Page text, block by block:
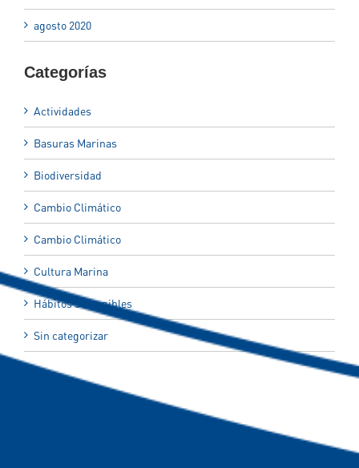
agosto 2020
Categorías
Actividades
Basuras Marinas
Biodiversidad
Cambio Climático
Cambio Climático
Cultura Marina
Hábitos Sostenibles
Sin categorizar